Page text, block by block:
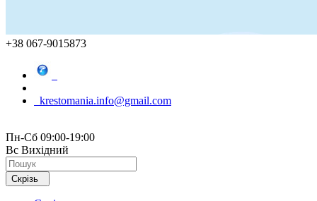
+38 067-9015873
krestomania.info@gmail.com
Пн-Сб 09:00-19:00
Вс Вихідний
Скрізь